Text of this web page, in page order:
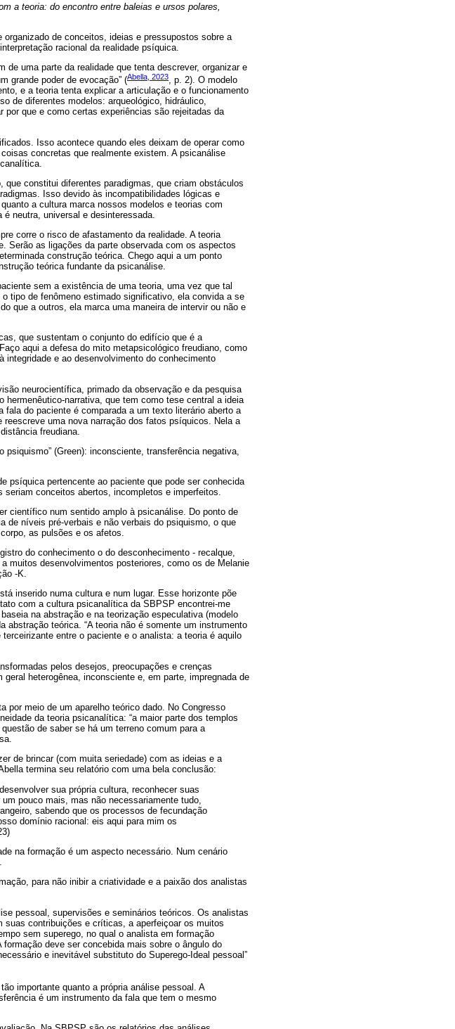
a teoria: do encontro entre baleias e ursos polares,
de conceitos, ideias e pressupostos sobre a
racional da realidade psíquica.
de uma parte da realidade que tenta descrever, organizar e
grande poder de evocação” (Abella, 2023, p. 2). O modelo
e a teoria tenta explicar a articulação e o funcionamento
de diferentes modelos: arqueológico, hidráulico,
que e como certas experiências são rejeitadas da
Isso acontece quando eles deixam de operar como
concretas que realmente existem. A psicanálise
constitui diferentes paradigmas, que criam obstáculos
Isso devido às incompatibilidades lógicas e
a cultura marca nossos modelos e teorias com
neutra, universal e desinteressada.
corre o risco de afastamento da realidade. A teoria
Serão as ligações da parte observada com os aspectos
construção teórica. Chego aqui a um ponto
teórica fundante da psicanálise.
sem a existência de uma teoria, uma vez que tal
tipo de fenômeno estimado significativo, ela convida a se
que a outros, ela marca uma maneira de intervir ou não e
que sustentam o conjunto do edifício que é a
aqui a defesa do mito metapsicológico freudiano, como
e ao desenvolvimento do conhecimento
neurocientífica, primado da observação e da pesquisa
hermenêutico-narrativa, que tem como tese central a ideia
do paciente é comparada a um texto literário aberto a
uma nova narração dos fatos psíquicos. Nela a
freudiana.
(Green): inconsciente, transferência negativa,
psíquica pertencente ao paciente que pode ser conhecida
conceitos abertos, incompletos e imperfeitos.
científico num sentido amplo à psicanálise. Do ponto de
de níveis pré-verbais e não verbais do psiquismo, o que
as pulsões e os afetos.
do conhecimento o do desconhecimento - recalque,
muitos desenvolvimentos posteriores, como os de Melanie
-K.
inserido numa cultura e num lugar. Esse horizonte põe
com a cultura psicanalítica da SBPSP encontrei-me
na abstração e na teorização especulativa (modelo
teórica. “A teoria não é somente um instrumento
entre o paciente e o analista: a teoria é aquilo
pelos desejos, preocupações e crenças
heterogênea, inconsciente e, em parte, impregnada de
por meio de um aparelho teórico dado. No Congresso
da teoria psicanalítica: “a maior parte dos templos
de saber se há um terreno comum para a
de brincar (com muita seriedade) com as ideias e a
termina seu relatório com uma bela conclusão:
sua própria cultura, reconhecer suas
pouco mais, mas não necessariamente tudo,
sabendo que os processos de fecundação
domínio racional: eis aqui para mim os
na formação é um aspecto necessário. Num cenário
para não inibir a criatividade e a paixão dos analistas
pessoal, supervisões e seminários teóricos. Os analistas
suas contribuições e críticas, a aperfeiçoar os muitos
sem superego, no qual o analista em formação
deve ser concebida mais sobre o ângulo do
e inevitável substituto do Superego-Ideal pessoal”
importante quanto a própria análise pessoal. A
é um instrumento da fala que tem o mesmo